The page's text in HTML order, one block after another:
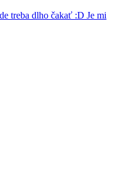
treba dlho čakať :D Je mi